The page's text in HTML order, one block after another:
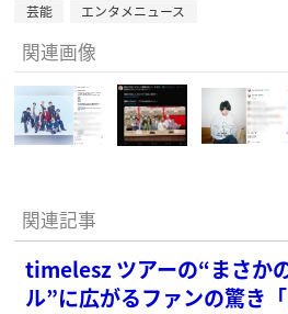
芸能 エンタメニュース
関連画像
関連記事
timelesz ツアーの“まさか
ル”に広がるファンの驚き